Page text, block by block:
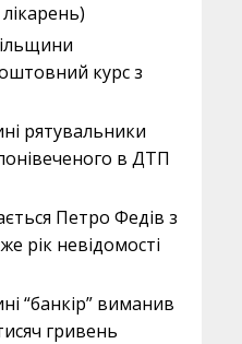
курс з
рятувальники
в ДТП
Петро Федів з
рік невідомості
“банкір” виманив
гривень